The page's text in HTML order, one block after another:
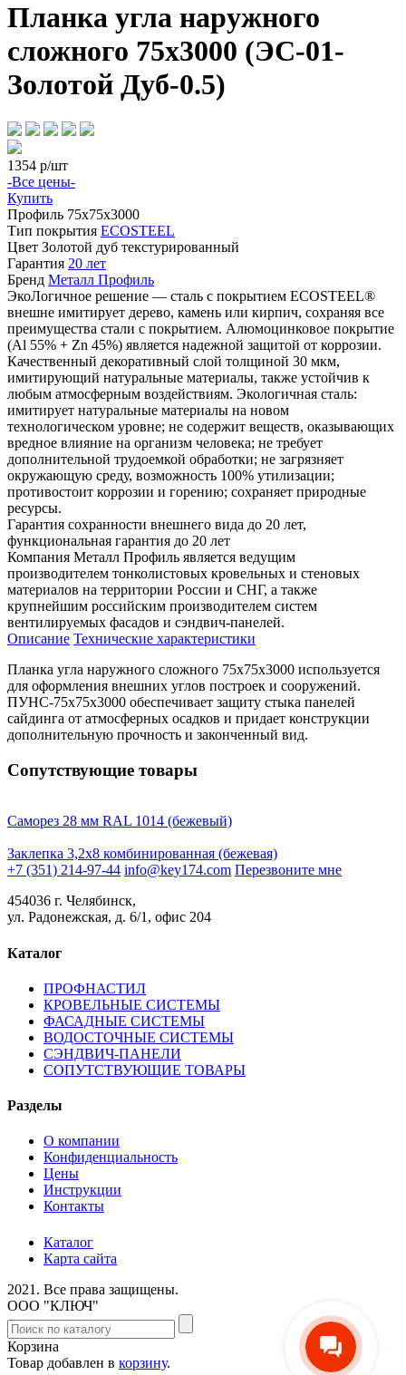
Планка угла наружного
сложного 75х3000 (ЭС-01-
Золотой Дуб-0.5)
1354 р/шт
-Все цены-
Купить
Профиль 75х75х3000
Тип покрытия ECOSTEEL
Цвет Золотой дуб текстурированный
Гарантия 20 лет
Бренд Металл Профиль
ЭкоЛогичное решение — сталь с покрытием ECOSTEEL®
внешне имитирует дерево, камень или кирпич, сохраняя все
преимущества стали с покрытием. Алюмоцинковое покрытие
(Аl 55% + Zn 45%) является надежной защитой от коррозии.
Качественный декоративный слой толщиной 30 мкм,
имитирующий натуральные материалы, также устойчив к
любым атмосферным воздействиям. Экологичная сталь:
имитирует натуральные материалы на новом
технологическом уровне; не содержит веществ, оказывающих
вредное влияние на организм человека; не требует
дополнительной трудоемкой обработки; не загрязняет
окружающую среду, возможность 100% утилизации;
противостоит коррозии и горению; сохраняет природные
ресурсы.
Гарантия сохранности внешнего вида до 20 лет,
функциональная гарантия до 20 лет
Компания Металл Профиль является ведущим
производителем тонколистовых кровельных и стеновых
материалов на территории России и СНГ, а также
крупнейшим российским производителем систем
вентилируемых фасадов и сэндвич-панелей.
Описание Технические характеристики
Планка угла наружного сложного 75х75х3000 используется
для оформления внешних углов построек и сооружений.
ПУНС-75х75х3000 обеспечивает защиту стыка панелей
сайдинга от атмосферных осадков и придает конструкции
дополнительную прочность и законченный вид.
Сопутствующие товары
Саморез 28 мм RAL 1014 (бежевый)
Заклепка 3,2х8 комбинированная (бежевая)
+7 (351) 214-97-44 info@key174.com Перезвоните мне
454036 г. Челябинск,
ул. Радонежская, д. 6/1, офис 204
Каталог
ПРОФНАСТИЛ
КРОВЕЛЬНЫЕ СИСТЕМЫ
ФАСАДНЫЕ СИСТЕМЫ
ВОДОСТОЧНЫЕ СИСТЕМЫ
СЭНДВИЧ-ПАНЕЛИ
СОПУТСТВУЮЩИЕ ТОВАРЫ
Разделы
О компании
Конфиденциальность
Цены
Инструкции
Контакты
Каталог
Карта сайта
2021. Все права защищены.
ООО "КЛЮЧ"
Корзина
Товар добавлен в корзину.